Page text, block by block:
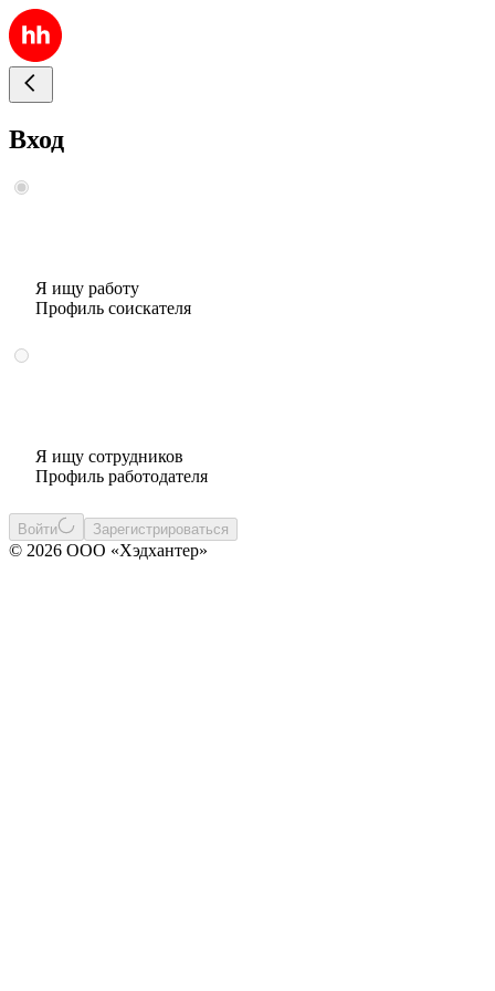
Вход
Я ищу работу
Профиль соискателя
Я ищу сотрудников
Профиль работодателя
Войти Зарегистрироваться
© 2026 ООО «Хэдхантер»